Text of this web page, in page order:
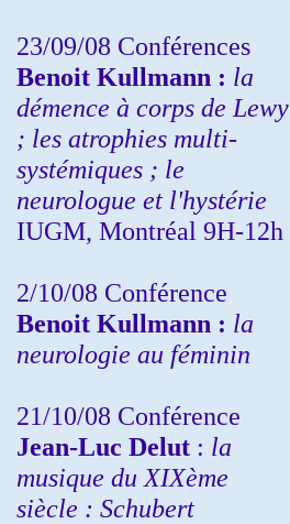
23/09/08 Conférences
Benoit Kullmann : la
démence à corps de Lewy
; les atrophies multi-
systémiques ; le
neurologue et l'hystérie
IUGM, Montréal 9H-12h
2/10/08 Conférence
Benoit Kullmann : la
neurologie au féminin
21/10/08 Conférence
Jean-Luc Delut : la
musique du XIXème
siècle : Schubert